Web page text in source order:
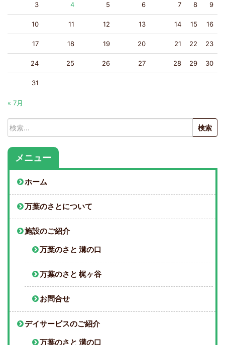
3 4 5 6 7 8 9
10 11 12 13 14 15 16
17 18 19 20 21 22 23
24 25 26 27 28 29 30
31
« 7月
検
索:
メニュー
ホーム
万葉のさとについて
施設のご紹介
万葉のさと 溝の口
万葉のさと 梶ヶ谷
お問合せ
デイサービスのご紹介
万葉のさと 溝の口